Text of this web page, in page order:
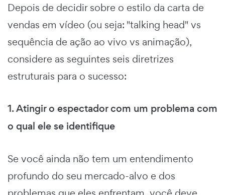
Depois de decidir sobre o estilo da carta de
vendas em vídeo (ou seja: "talking head" vs
sequência de ação ao vivo vs animação),
considere as seguintes seis diretrizes
estruturais para o sucesso:
1. Atingir o espectador com um problema com
o qual ele se identifique
Se você ainda não tem um entendimento
profundo do seu mercado-alvo e dos